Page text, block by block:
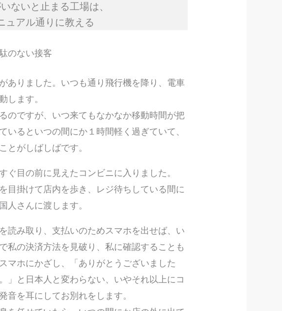
ないと止まる工場は、
ュアル通りに教える
のない接客
ありました。いつも通り飛行機を降り、電車
します。
のですが、いつ来てもなかなか移動時間が把
いるといつの間にか１時間軽く過ぎていて、
とがしばしばです。
ぐ目の前に見えたコンビニに入りました。
目掛けて店内を歩き、レジ待ちしている間に
人さんに渡します。
読み取り、支払いのためスマホを出せば、い
私の決済方法を見破り、私に確認することも
マホにかざし、「ありがとうございました
」と日本人と変わらない、いやそれ以上にコ
音を耳にしてお別れをします。